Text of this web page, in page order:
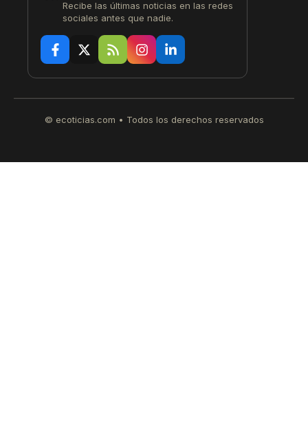
Recibe las últimas noticias en las redes
sociales antes que nadie.
© ecoticias.com • Todos los derechos reservados